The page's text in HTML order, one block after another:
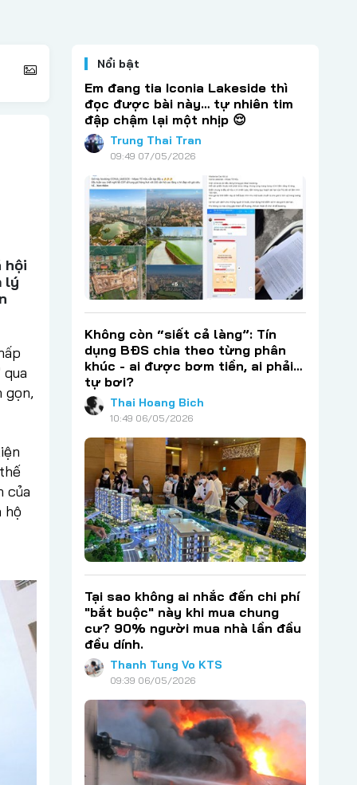
hội
lý
gọn,
của
hộ
Nổi bật
Em đang tia Iconia Lakeside thì
đọc được bài này… tự nhiên tim
đập chậm lại một nhịp 😌
Trung Thai Tran
09:49 07/05/2026
Không còn “siết cả làng”: Tín
dụng BĐS chia theo từng phân
khúc - ai được bơm tiền, ai phải…
tự bơi?
Thai Hoang Bich
10:49 06/05/2026
Tại sao không ai nhắc đến chi phí
"bắt buộc" này khi mua chung
cư? 90% người mua nhà lần đầu
đều dính.
Thanh Tung Vo KTS
09:39 06/05/2026